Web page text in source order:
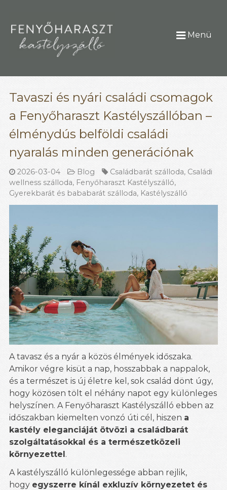
Menü
Tavaszi és nyári családi csomagok
a Fenyőharaszt Kastélyszállóban –
élménydús belföldi családi
nyaralás minden generációnak
2026-03-04 Blog Családbarát szálloda, Családi
wellness szálloda, Fenyőharaszt Kastélyszálló,
Gyerekbarát és bababarát szálloda, Kastélyszálló
A tavasz és a nyár a közös élmények időszaka.
Amikor végre kisüt a nap, hosszabbak a nappalok,
és a természet is új életre kel, sok család dönt úgy,
hogy közösen tölt el néhány napot egy különleges
helyszínen. A Fenyőharaszt Kastélyszálló ebben az
időszakban kiemelten vonzó úti cél, hiszen a
kastély eleganciáját ötvözi a családbarát
szolgáltatásokkal és a természetközeli
környezettel.
A kastélyszálló különlegessége abban rejlik,
hogy egyszerre kínál exkluzív környezetet és